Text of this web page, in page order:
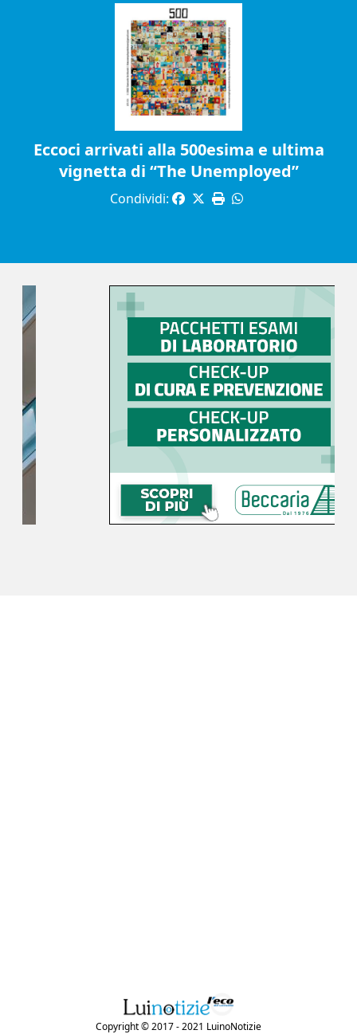
Eccoci arrivati alla 500esima e ultima
vignetta di “The Unemployed”
Condividi:
Copyright © 2017 - 2021 LuinoNotizie